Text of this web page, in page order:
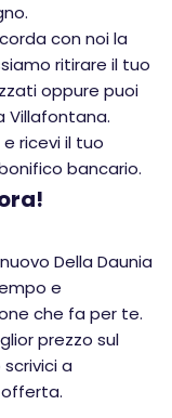
con noi la
ritirare il tuo
oppure puoi
Villafontana.
ricevi il tuo
bancario.
Della Daunia
e
che fa per te.
prezzo sul
a